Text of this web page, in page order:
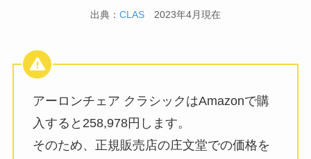
出典： CLAS 2023年4月現在
アーロンチェア クラシックはAmazonで購
入すると258,978円します。
そのため、正規販売店の庄文堂での価格を